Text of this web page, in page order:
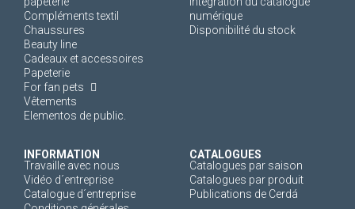
Compléments textil
Chaussures
Beauty line
Cadeaux et accessoires
Papeterie
For fan pets
Vêtements
Elementos de public.
numérique
Disponibilité du stock
INFORMATION
Travaille avec nous
Vidéo d´entreprise
Catalogue d´entreprise
CATALOGUES
Catalogues par saison
Catalogues par produit
Publications de Cerdá